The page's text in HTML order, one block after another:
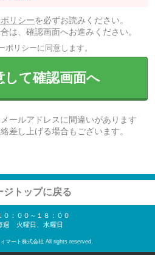
リシーを必ずお読みください。
は、確認画面へお進みください。
ポリシーに同意します。
して確認画面へ
ールアドレスに間違いがあります
差し上げる場合もございます。
ジトップに戻る
０：００～１８：００
週 火曜日、水曜日
マート株式会社 All rights reserved.